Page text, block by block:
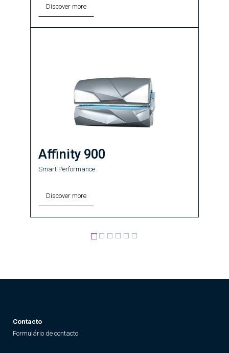
Discover more
Affinity 900
Smart Performance
Discover more
Contacto
Formulário de contacto